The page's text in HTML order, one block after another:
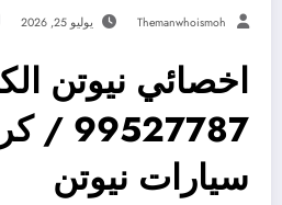
Themanwhoismoh يوليو 25, 2026
اخصائي نيوتن
سيارات نيوتن